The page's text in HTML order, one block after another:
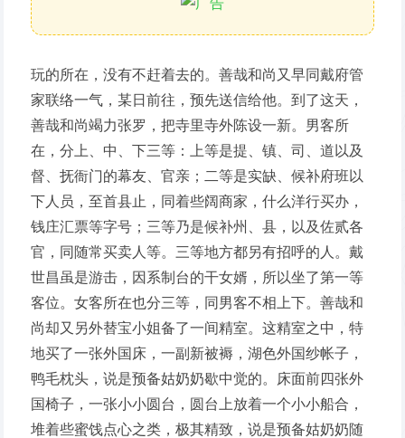
玩的所在，没有不赶着去的。善哉和尚又早同戴府管
家联络一气，某日前往，预先送信给他。到了这天，
善哉和尚竭力张罗，把寺里寺外陈设一新。男客所
在，分上、中、下三等：上等是提、镇、司、道以及
督、抚衙门的幕友、官亲；二等是实缺、候补府班以
下人员，至首县止，同着些阔商家，什么洋行买办，
钱庄汇票等字号；三等乃是候补州、县，以及佐贰各
官，同随常买卖人等。三等地方都另有招呼的人。戴
世昌虽是游击，因系制台的干女婿，所以坐了第一等
客位。女客所在也分三等，同男客不相上下。善哉和
尚却又另外替宝小姐备了一间精室。这精室之中，特
地买了一张外国床，一副新被褥，湖色外国纱帐子，
鸭毛枕头，说是预备姑奶奶歇中觉的。床面前四张外
国椅子，一张小小圆台，圆台上放着一个小小船合，
堆着些蜜饯点心之类，极其精致，说是预备姑奶奶随